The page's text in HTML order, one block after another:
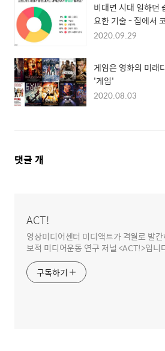
비대면 시대 일하던
요한 기술 - 집에서
택근무 편
2020.09.29
게임은 영화의 미래
'게임'
2020.08.03
댓
댓글 개
ACT!
영상미디어센터 미디액트가 격월로 발간
보적 미디어운동 연구 저널 <ACT!>입니
구독하기